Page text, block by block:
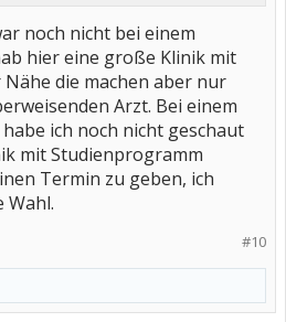
noch nicht bei einem
hier eine große Klinik mit
die machen aber nur
Arzt. Bei einem
ich noch nicht geschaut
mit Studienprogramm
Termin zu geben, ich
Wahl.
#10